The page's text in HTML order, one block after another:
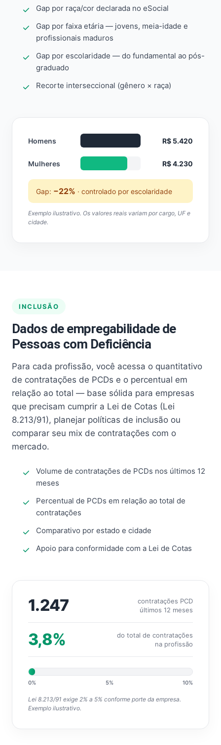
Gap por raça/cor declarada no eSocial
Gap por faixa etária — jovens, meia-idade e
profissionais maduros
Gap por escolaridade — do fundamental ao pós-
graduado
Recorte interseccional (gênero × raça)
Homens R$ 5.420
Mulheres R$ 4.230
Gap: −22% · controlado por escolaridade
Exemplo ilustrativo. Os valores reais variam por cargo, UF e
cidade.
INCLUSÃO
Dados de empregabilidade de
Pessoas com Deficiência
Para cada profissão, você acessa o quantitativo
de contratações de PCDs e o percentual em
relação ao total — base sólida para empresas
que precisam cumprir a Lei de Cotas (Lei
8.213/91), planejar políticas de inclusão ou
comparar seu mix de contratações com o
mercado.
Volume de contratações de PCDs nos últimos 12
meses
Percentual de PCDs em relação ao total de
contratações
Comparativo por estado e cidade
Apoio para conformidade com a Lei de Cotas
1.247
contratações PCD
últimos 12 meses
3,8%
do total de contratações
na profissão
0% 5% 10%
Lei 8.213/91 exige 2% a 5% conforme porte da empresa.
Exemplo ilustrativo.